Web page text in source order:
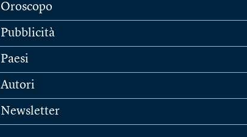
Oroscopo
Pubblicità
Paesi
Autori
Newsletter